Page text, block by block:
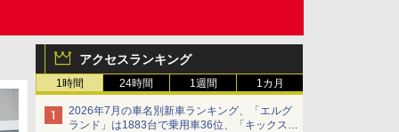
アクセスランキング
1時間 24時間 1週間 1カ月
2026年7月の車名別新車ランキング、「エルグ
ランド」は1883台で乗用車36位、「キックス」